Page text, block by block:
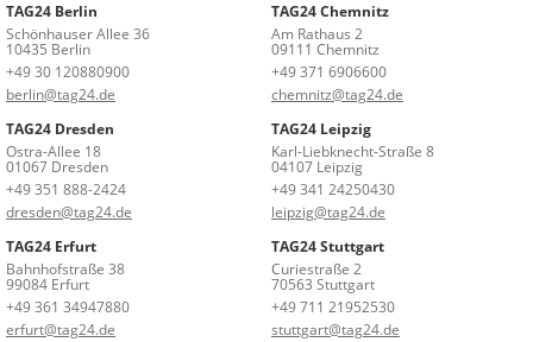
TAG24 Berlin
Schönhauser Allee 36
10435 Berlin
+49 30 120880900
berlin@tag24.de
TAG24 Chemnitz
Am Rathaus 2
09111 Chemnitz
+49 371 6906600
chemnitz@tag24.de
TAG24 Dresden
Ostra-Allee 18
01067 Dresden
+49 351 888-2424
dresden@tag24.de
TAG24 Leipzig
Karl-Liebknecht-Straße 8
04107 Leipzig
+49 341 24250430
leipzig@tag24.de
TAG24 Erfurt
Bahnhofstraße 38
99084 Erfurt
+49 361 34947880
erfurt@tag24.de
TAG24 Stuttgart
Curiestraße 2
70563 Stuttgart
+49 711 21952530
stuttgart@tag24.de